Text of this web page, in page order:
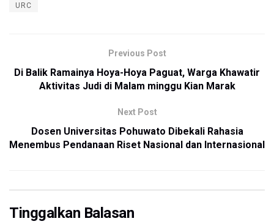
URC
Previous Post
Di Balik Ramainya Hoya-Hoya Paguat, Warga Khawatir
Aktivitas Judi di Malam minggu Kian Marak
Next Post
Dosen Universitas Pohuwato Dibekali Rahasia
Menembus Pendanaan Riset Nasional dan Internasional
Tinggalkan Balasan